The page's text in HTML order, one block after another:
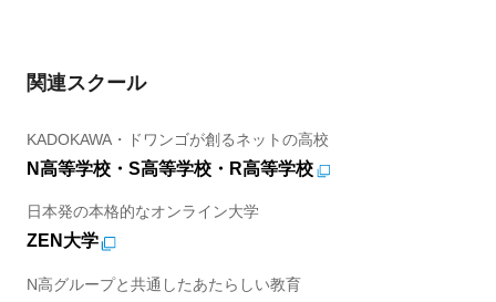
関連スクール
KADOKAWA・ドワンゴが創るネットの高校
N高等学校・S高等学校・R高等学校
日本発の本格的なオンライン大学
ZEN大学
N高グループと共通したあたらしい教育